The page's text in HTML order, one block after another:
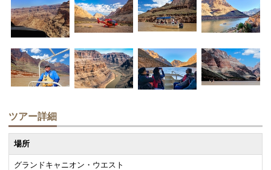
ツアー詳細
場所
グランドキャニオン・ウエスト